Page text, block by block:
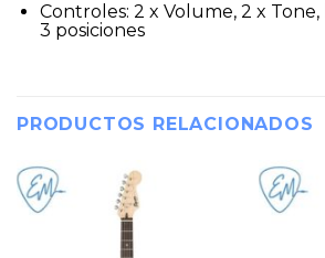
Controles: 2 x Volume, 2 x
3 posiciones
PRODUCTOS RELACIONADOS